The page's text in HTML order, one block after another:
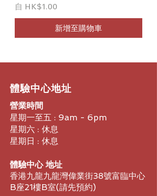
自 HK$1.00
促銷價格
新增至購物車
​體驗中心地址
營業時間
星期一至五 : 9am - 6pm
星期六 : 休息
星期日 : 休息
體驗中心 地址
香港九龍九龍灣偉業街38號富臨中心
B座21樓B室​(請先預約)